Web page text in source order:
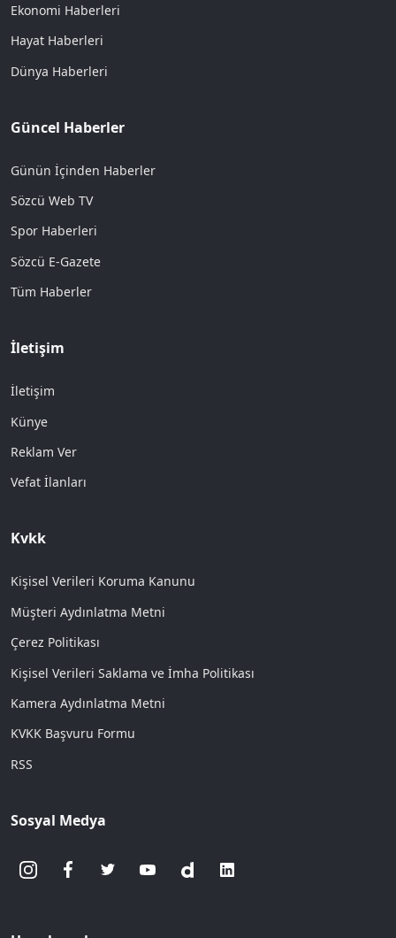
Ekonomi Haberleri
Hayat Haberleri
Dünya Haberleri
Güncel Haberler
Günün İçinden Haberler
Sözcü Web TV
Spor Haberleri
Sözcü E-Gazete
Tüm Haberler
İletişim
İletişim
Künye
Reklam Ver
Vefat İlanları
Kvkk
Kişisel Verileri Koruma Kanunu
Müşteri Aydınlatma Metni
Çerez Politikası
Kişisel Verileri Saklama ve İmha Politikası
Kamera Aydınlatma Metni
KVKK Başvuru Formu
RSS
Sosyal Medya